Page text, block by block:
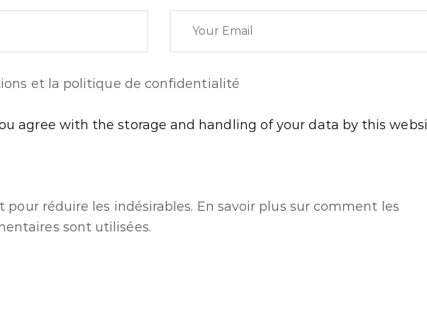
et la politique de confidentialité
agree with the storage and handling of your data by this
réduire les indésirables. En savoir plus sur comment les
sont utilisées.